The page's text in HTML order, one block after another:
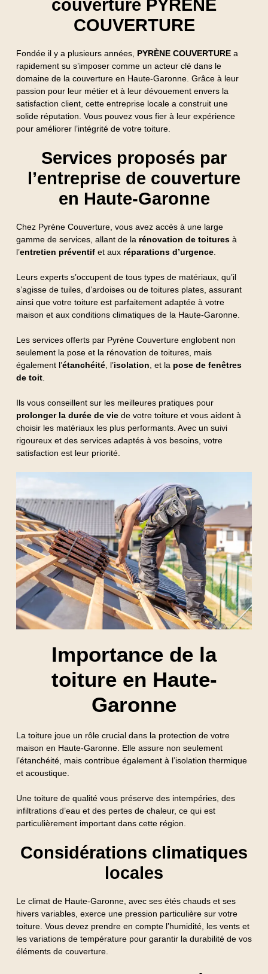
couverture PYRÈNE
COUVERTURE
Fondée il y a plusieurs années, PYRÈNE COUVERTUREa
rapidement su s’imposer comme un acteur clé dans le
domaine de la couverture en Haute-Garonne. Grâce à leur
passion pour leur métier et à leur dévouement envers la
satisfaction client, cette entreprise locale a construit une
solide réputation. Vous pouvez vous fier à leur expérience
pour améliorer l’intégrité de votre toiture.
Services proposés par
l’entreprise de couverture
en Haute-Garonne
Chez Pyrène Couverture, vous avez accès à une large
gamme de services, allant de la rénovation de toituresà
l’entretien préventifet aux réparations d’urgence.
Leurs experts s’occupent de tous types de matériaux, qu’il
s’agisse de tuiles, d’ardoises ou de toitures plates, assurant
ainsi que votre toiture est parfaitement adaptée à votre
maison et aux conditions climatiques de la Haute-Garonne.
Les services offerts par Pyrène Couverture englobent non
seulement la pose et la rénovation de toitures, mais
également l’étanchéité, l’isolation , et la pose de fenêtres
de toit.
Ils vous conseillent sur les meilleures pratiques pour
prolonger la durée de viede votre toiture et vous aident à
choisir les matériaux les plus performants. Avec un suivi
rigoureux et des services adaptés à vos besoins, votre
satisfaction est leur priorité.
Importance de la
toiture en Haute-
Garonne
La toiture joue un rôle crucial dans la protection de votre
maison en Haute-Garonne. Elle assure non seulement
l’étanchéité, mais contribue également à l’isolation thermique
et acoustique.
Une toiture de qualité vous préserve des intempéries, des
infiltrations d’eau et des pertes de chaleur, ce qui est
particulièrement important dans cette région.
Considérations climatiques
locales
Le climat de Haute-Garonne, avec ses étés chauds et ses
hivers variables, exerce une pression particulière sur votre
toiture. Vous devez prendre en compte l’humidité, les vents et
les variations de température pour garantir la durabilité de vos
éléments de couverture.